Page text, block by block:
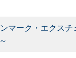
マーク・エクスチ